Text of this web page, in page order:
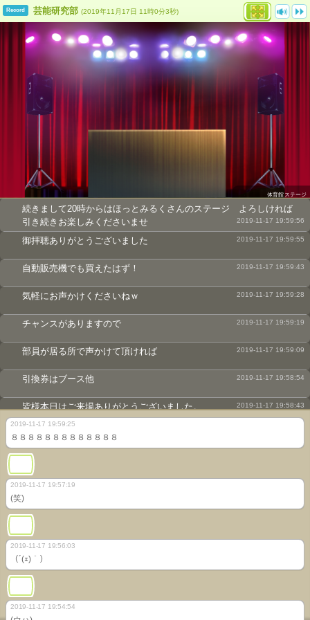
Record 芸能研究部 (2019年11月17日 11時0分3秒)
体育館ステージ
続きまして20時からはほっとみるくさんのステージ よろしければ
引き続きお楽しみくださいませ
2019-11-17 19:59:56
御拝聴ありがとうございました 2019-11-17 19:59:55
自動販売機でも買えたはず！ 2019-11-17 19:59:43
気軽にお声かけくださいねｗ 2019-11-17 19:59:28
チャンスがありますので 2019-11-17 19:59:19
部員が居る所で声かけて頂ければ 2019-11-17 19:59:09
引換券はブース他 2019-11-17 19:58:54
皆様本日はご来場ありがとうございました。 2019-11-17 19:58:43
終了の合図。
さてそろそろお時間となりますようで……
遠き山に日は落ちて
♪
（ばらすでないｗ）
（実は2人とも部員）
協賛頂いたみんそだ！
2019-11-17 19:59:25
８８８８８８８８８８８８８
2019-11-17 19:57:19
(笑)
2019-11-17 19:56:03
（´(ｪ)｀）
2019-11-17 19:54:54